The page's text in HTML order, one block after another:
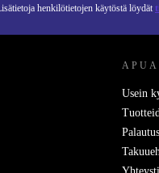
henkilötietojen käytöstä löydät
RETHINK NEW.
APUA
Usein
Palautus